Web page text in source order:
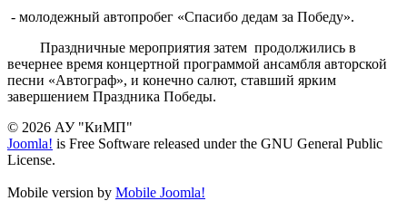
- молодежный автопробег «Спасибо дедам за Победу».
Праздничные мероприятия затем продолжились в
вечернее время концертной программой ансамбля авторской
песни «Автограф», и конечно салют, ставший ярким
завершением Праздника Победы.
© 2026 АУ "КиМП"
Joomla! is Free Software released under the GNU General Public
License.
Mobile version by Mobile Joomla!